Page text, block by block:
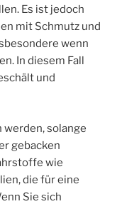
Es ist jedoch
mit Schmutz und
wenn
In diesem Fall
und
solange
gebacken
wie
die für eine
Sie sich